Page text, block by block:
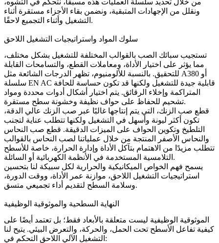
ونقلل من الإجهادات المتبقية، ونضمن بقاء الأجزاء مستقرة أثناء
التشغيل وأثناء التجميع لاحقًا.
سلوك المواد واستراتيجيات التشغيل اللاحق
تستجيب سبائك الصب بالقوالب المختلفة للتشغيل بشكل مختلف،
مما يؤثر على اختيار الأداة، ومعاملات القطع، والتسامحات القابلة
للتحقيق. بالنسبة للألومنيوم، تظهر الدرجات الشائعة مثل A380 أو
سلسلة EN AC قابلية جيدة للتشغيل ولكنها قد تكون حساسة للحافة
المتراكمة وإخلاء الرقائق. يتم اختيار أشكال أدوات محددة ومواد
تشحيم للحفاظ على حواف نظيفة وخشونة سطح مستقرة.
قطع صب الزنك، التي يتم إنتاجها غالبًا عبر صب الزنك عالي الدقة،
تكون أكثر ليونة وأسهل في التشغيل ولكنها تتطلب عناية لتجنب
التلطيخ وتكوين الحواف على الميزات الدقيقة. قطع صب النحاس
والنحاس الأصفر المنتجة من خلال عملياتنا لصب النحاس بالقوالب
تتطلب مزيدًا من الاهتمام بتآكل الأداة وإدارة الحرارة، خاصة للأسطح
التلامسية المستخدمة في الأنظمة الكهربائية أو السائلة.
يسمح فهم الخواص الميكانيكية والحرارية لكل سبيكة لنا بتحسين
استراتيجيات التشغيل اللاحق، موازنة عمر الأداة، ووقت الدورة،
وسلامة السطح لتقديم أداء تجميعي متسق.
النهاية السطحية والموثوقية الوظيفية
الموثوقية الوظيفية ليست متعلقة بالأبعاد فقط؛ بل تعتمد أيضًا على
كيفية تفاعل الأسطح تحت الحمل، والحركة، والتعرض البيئي. يتيح لنا
التشغيل الآلي اللاحق التحكم في: